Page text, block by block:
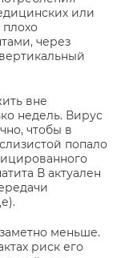
или
плохо
через
вне
недель. Вирус
чтобы в
попало
В актуален
меньше.
риск его